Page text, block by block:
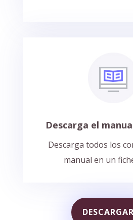
Descarga el
Descarga todos los
manual en un
DESCARGAR